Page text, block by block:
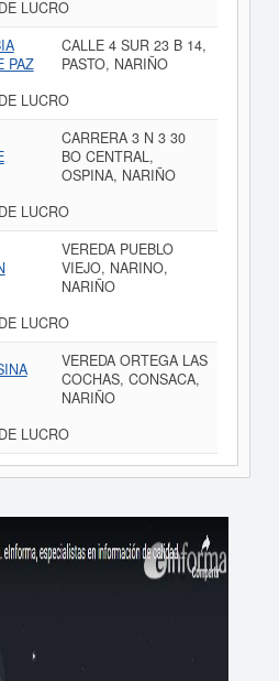
LUCRO
PAZ
CALLE 4 SUR 23 B 14,
PASTO, NARIÑO
LUCRO
CARRERA 3 N 3 30
BO CENTRAL,
OSPINA, NARIÑO
LUCRO
VEREDA PUEBLO
VIEJO, NARINO,
NARIÑO
LUCRO
VEREDA ORTEGA LAS
COCHAS, CONSACA,
NARIÑO
LUCRO